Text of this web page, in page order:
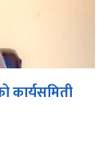
कार्यसमिती